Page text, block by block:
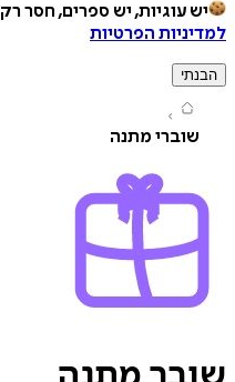
עוגיות, יש ספרים, חסר רק קפה.
הפרטיות
מתנה